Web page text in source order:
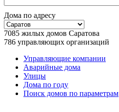
Дома по адресу
7085 жилых домов Саратова
786 управляющих организаций
Главное меню
Управляющие компании
Аварийные дома
Улицы
Дома по году
Поиск домов по параметрам